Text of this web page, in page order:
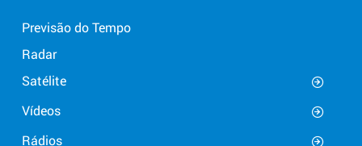
Previsão do Tempo
Radar
Satélite
Vídeos
Rádios